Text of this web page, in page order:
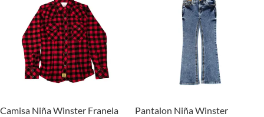
Camisa Niña Winster Franela
Pantalon Niña Winster